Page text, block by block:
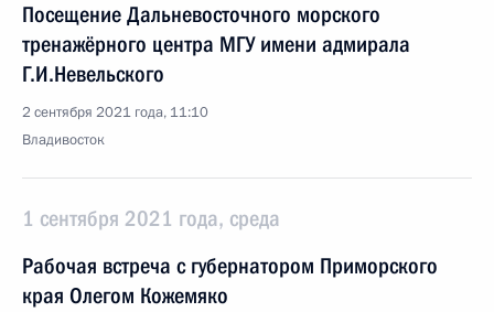
Посещение Дальневосточного морского
тренажёрного центра МГУ имени адмирала
Г.И.Невельского
2 сентября 2021 года, 11:10
Владивосток
1 сентября 2021 года, среда
Рабочая встреча с губернатором Приморского
края Олегом Кожемяко